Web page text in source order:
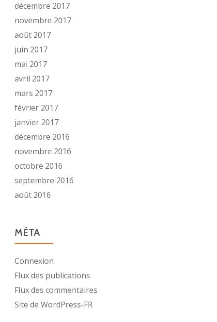
décembre 2017
novembre 2017
août 2017
juin 2017
mai 2017
avril 2017
mars 2017
février 2017
janvier 2017
décembre 2016
novembre 2016
octobre 2016
septembre 2016
août 2016
MÉTA
Connexion
Flux des publications
Flux des commentaires
Site de WordPress-FR